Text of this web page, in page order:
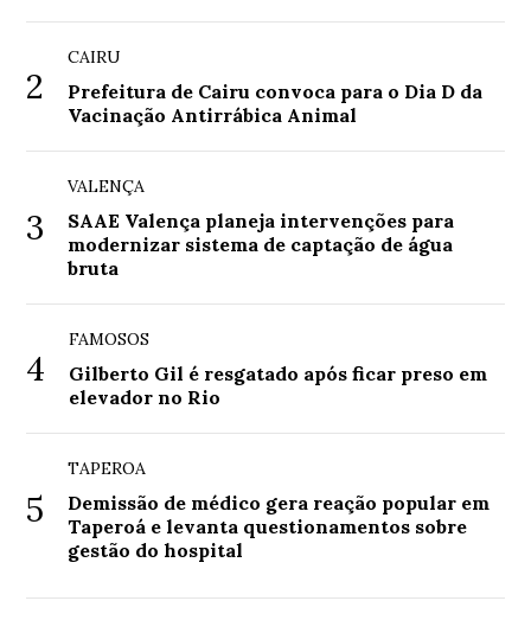
2
CAIRU
Prefeitura de Cairu convoca para o Dia D da
Vacinação Antirrábica Animal
3
VALENÇA
SAAE Valença planeja intervenções para
modernizar sistema de captação de água
bruta
4
FAMOSOS
Gilberto Gil é resgatado após ficar preso em
elevador no Rio
5
TAPEROA
Demissão de médico gera reação popular em
Taperoá e levanta questionamentos sobre
gestão do hospital